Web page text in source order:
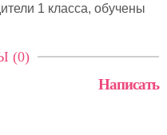
1 класса, обучены
(0)
Написать